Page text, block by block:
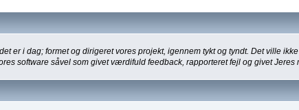
er i dag; formet og dirigeret vores projekt, igennem tykt og tyndt. Det ville
software såvel som givet værdifuld feedback, rapporteret fejl og givet Jeres